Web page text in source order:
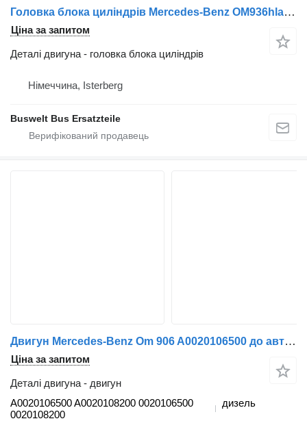
Головка блока циліндрів Mercedes-Benz OM936hla до автобуса Mercedes-Benz Citaro c2
Ціна за запитом
Деталі двигуна - головка блока циліндрів
Німеччина, Isterberg
Buswelt Bus Ersatzteile
Двигун Mercedes-Benz Om 906 A0020106500 до автобуса
Ціна за запитом
Деталі двигуна - двигун
A0020106500 A0020108200 0020106500
0020108200
дизель